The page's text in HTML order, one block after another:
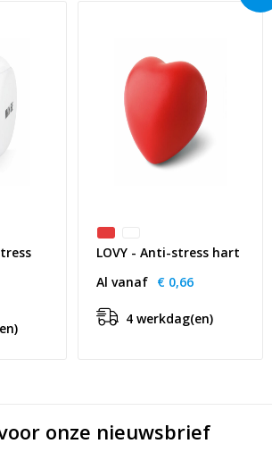
LOVY - Anti-stress hart
Al vanaf € 0,66
4 werkdag(en)
onze nieuwsbrief